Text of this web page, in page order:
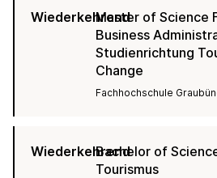
WiederkehrendMaster of Science
Business
Studienrichtung
Change
Fachhochschule
WiederkehrendBachelor of
Tourismus